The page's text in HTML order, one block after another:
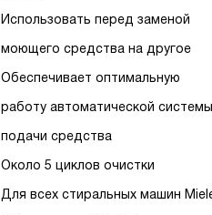
Использовать перед заменой
моющего средства на другое
Обеспечивает оптимальную
работу автоматической системы
подачи средства
Около 5 циклов очистки
Для всех стиральных машин